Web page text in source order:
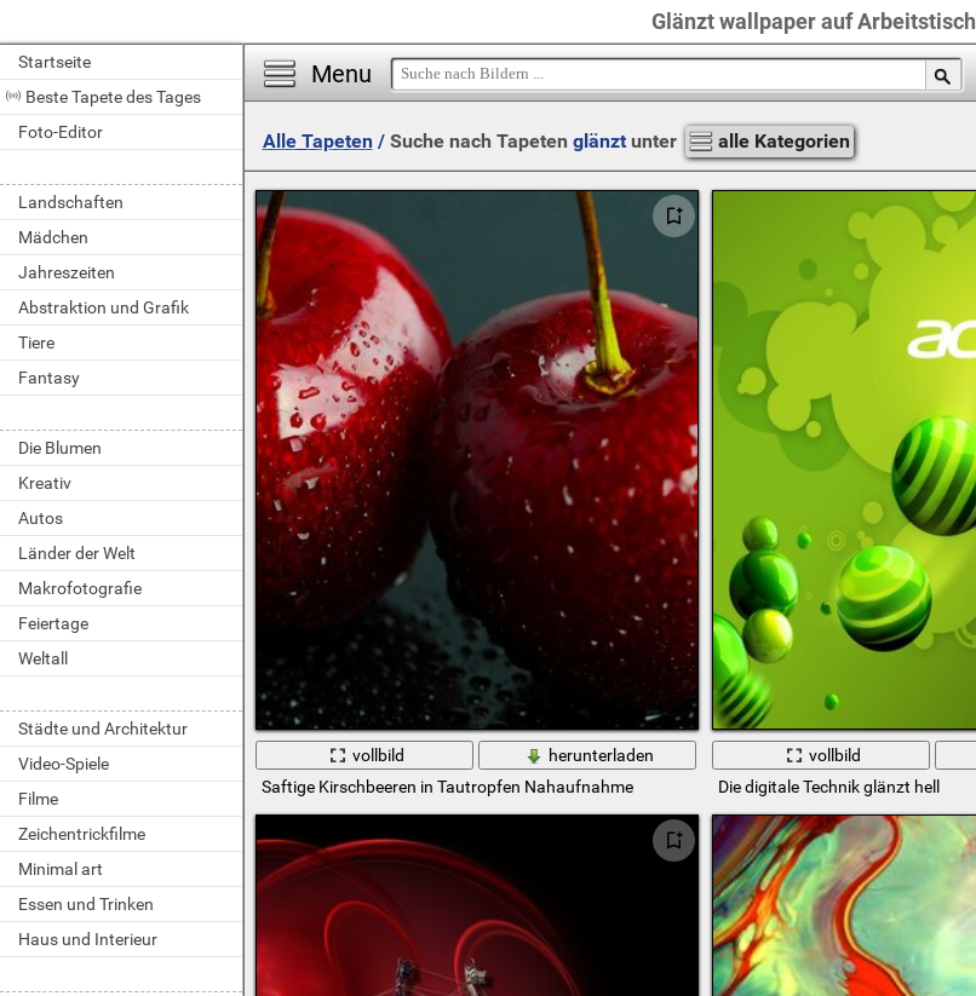
Glänzt wallpaper auf Arbeitstisch
Startseite
Beste Tapete des Tages
Foto-Editor
Landschaften
Mädchen
Jahreszeiten
Abstraktion und Grafik
Tiere
Fantasy
Die Blumen
Kreativ
Autos
Länder der Welt
Makrofotografie
Feiertage
Weltall
Städte und Architektur
Video-Spiele
Filme
Zeichentrickfilme
Minimal art
Essen und Trinken
Haus und Interieur
Menu
Alle Tapeten/ Suche nach Tapeten glänztunter alle Kategorien
vollbild
herunterladen
Saftige Kirschbeeren in Tautropfen Nahaufnahme
vollbild
Die digitale Technik glänzt hell